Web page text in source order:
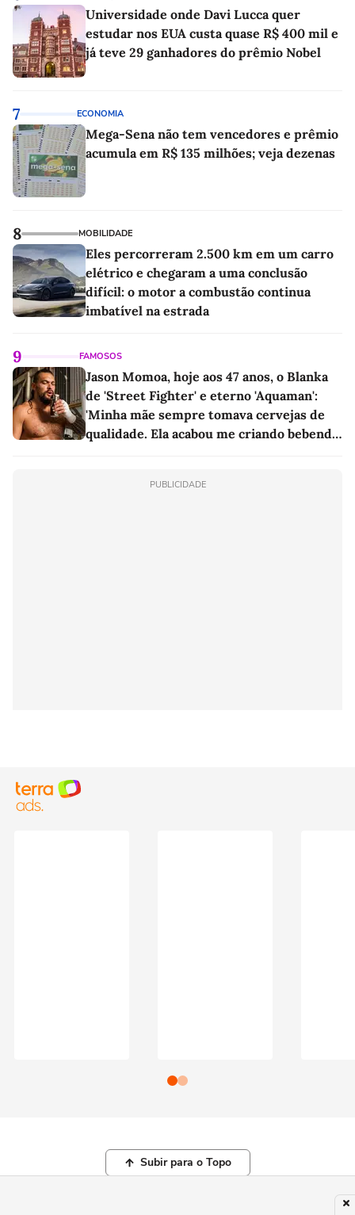
Universidade onde Davi Lucca quer
estudar nos EUA custa quase R$ 400 mil e
já teve 29 ganhadores do prêmio Nobel
7 ECONOMIA
Mega-Sena não tem vencedores e prêmio
acumula em R$ 135 milhões; veja dezenas
8 MOBILIDADE
Eles percorreram 2.500 km em um carro
elétrico e chegaram a uma conclusão
difícil: o motor a combustão continua
imbatível na estrada
9 FAMOSOS
Jason Momoa, hoje aos 47 anos, o Blanka
de 'Street Fighter' e eterno 'Aquaman':
'Minha mãe sempre tomava cervejas de
qualidade. Ela acabou me criando bebendo
PUBLICIDADE
Subir para o Topo